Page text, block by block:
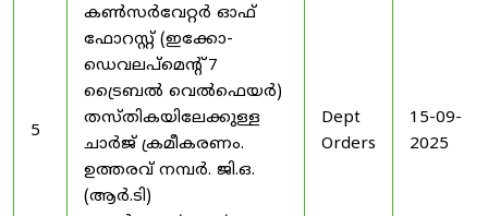
5
കൺസർവേറ്റർ ഓഫ്
ഫോറസ്റ്റ് (ഇക്കോ-
ഡെവലപ്മെന്റ് 7
ട്രൈബൽ വെൽഫെയർ)
തസ്തികയിലേക്കുള്ള
ചാർജ് ക്രമീകരണം.
ഉത്തരവ് നമ്പർ. ജി.ഒ.
(ആർ.ടി)
Dept
Orders
15-09-
2025